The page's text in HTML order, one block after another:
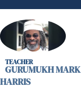
GURUMUKH MARK
HARRIS